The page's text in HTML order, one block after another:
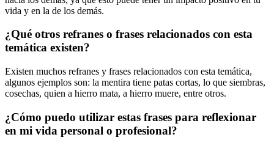
vida y en la de los demás.
¿Qué otros refranes o frases relacionados con esta
temática existen?
Existen muchos refranes y frases relacionados con esta temática,
algunos ejemplos son: la mentira tiene patas cortas, lo que siembras,
cosechas, quien a hierro mata, a hierro muere, entre otros.
¿Cómo puedo utilizar estas frases para reflexionar
en mi vida personal o profesional?